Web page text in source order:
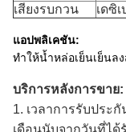
เสียงรบกวน
เดซิเ
แอปพลิเคชัน:
ทำให้น้ำหล่อเย็นเย็นล
บริการหลังการขาย:
1. เวลาการรับประ
เดือนนับจากวันที่ได้